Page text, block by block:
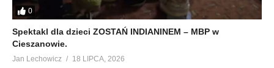
0
Spektakl dla dzieci ZOSTAŃ INDIANINEM – MBP w
Cieszanowie.
Jan Lechowicz 18 LIPCA, 2026